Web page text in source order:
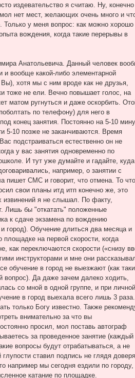
издевательство я считаю. Ну,
нет мест, желающих очень много и
у меня вопрос: как можно хорошо
вождения, когда такие перерывы в
Анатольевича. Данный человек
и вообще какой-либо элементарной
хотя мы с ним вроде как не друзья,
тоже не ели. Вечно повышает голос, на
матом ругнуться и даже оскорбить.
по телефону) для него в
конец занятия. Постоянно на 5-10
5-10 позже не заканчиваются. Время
подстраиваться естественно он не
у вас занятия одновременно по
И тут уже думайте и гадайте, куда
например, о занятии с
пишет СМС и говорит, что отмена. То что
свои планы итд итп конечно же, это
извинений я не слышал. По факту,
Лишь бы "откатать" положенные
к сдаче экзамена по вождению
город). Обучение длиться два месяца и
на первой скорости, когда
как переключаются скорости («снизу
инструкторами и мне они
обучение в город не выезжают (как
Да даже зачем далеко ходить,
со мной в одной группе, и при личной
в город выехала всего лишь 3 раза.
только Богу известно. Также
внимательно за что вы
просил, мол поставь автограф
за проведенное занятие (каждый
вопросы будут отрабатываться, а не
ставил подпись не глядя
например мы сегодня ездили по городу,
катание по площадке.